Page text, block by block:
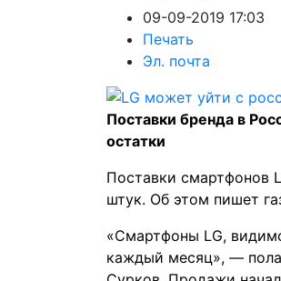
09-09-2019 17:03
Печать
Эл. почта
Поставки бренда в
остатки
Поставки смартфонов
штук. Об этом пишет
«Смартфоны LG,
каждый месяц», —